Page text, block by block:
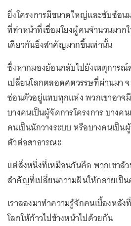
ยิ่งโครงการมีขนาดใหญ่และซับซ้อน
ที่ทำหน้าที่เชื่อมโยงผู้คนจำนวนมาก
เดียวกันยิ่งสำคัญมากขึ้นเท่านั้น
ซึ่งหากมองย้อนกลับไปยังเหตุการ
เปลี่ยนโลกตลอดศตวรรษที่ผ่านมา
ซ่อนตัวอยู่แทบทุกแห่ง พวกเขาอา
บางคนเป็นผู้จัดการโครงการ บางค
คนเป็นนักวางระบบ หรือบางคนเป็
ตัวต่อสาธารณะ
แต่สิ่งหนึ่งที่เหมือนกันคือ พวกเขาล้
สำคัญที่เปลี่ยนความฝันให้กลายเป็น
เราลองมาทำความรู้จักคนเบื้องหลั
โลกให้ก้าวไปข้างหน้าไปด้วยกัน